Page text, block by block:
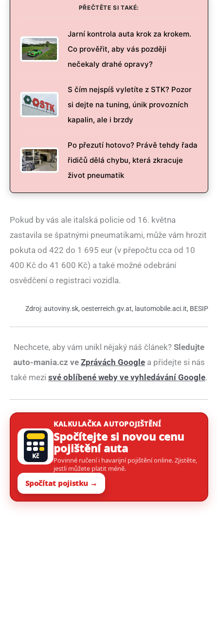
PŘEČTĚTE SI TAKÉ:
Jarní kontrola auta krok za krokem.
Co prověřit, aby vás později
nečekaly drahé opravy?
S čím nejspíš vyletíte z STK? Pozor
si dejte na tuning, únik provozních
kapalin, ale i brzdy
Po přezutí hotovo? Právě tehdy řada
řidičů dělá chybu, která zkracuje
život pneumatik
Pokud by vás ale italská policie od 16. května
zastavila se špatnými pneumatikami, může vám hrozit
pokuta od 422 do 1 695 eur (v přepočtu cca od 10
400 Kč do 41 600 Kč) a také možné odebrání
osvědčení o registraci vozidla.
Zdroj:autoviny.sk, oesterreich.gv.at, lautomobile.aci.it, BESIP
Nechcete, aby vám unikl nějaký náš článek? Sledujte
auto-mania.cz ve Zprávách Google a přidejte si nás
také mezi své oblíbené weby ve vyhledávání Google.
Kč
KALKULAČKA AUTOPOJIŠTĚNÍ
Spočítejte si novou cenu
pojištění auta
Povinné ručení i havarijní pojištění online. Zjistěte,
jestli můžete platit méně.
Spočítat pojistku →